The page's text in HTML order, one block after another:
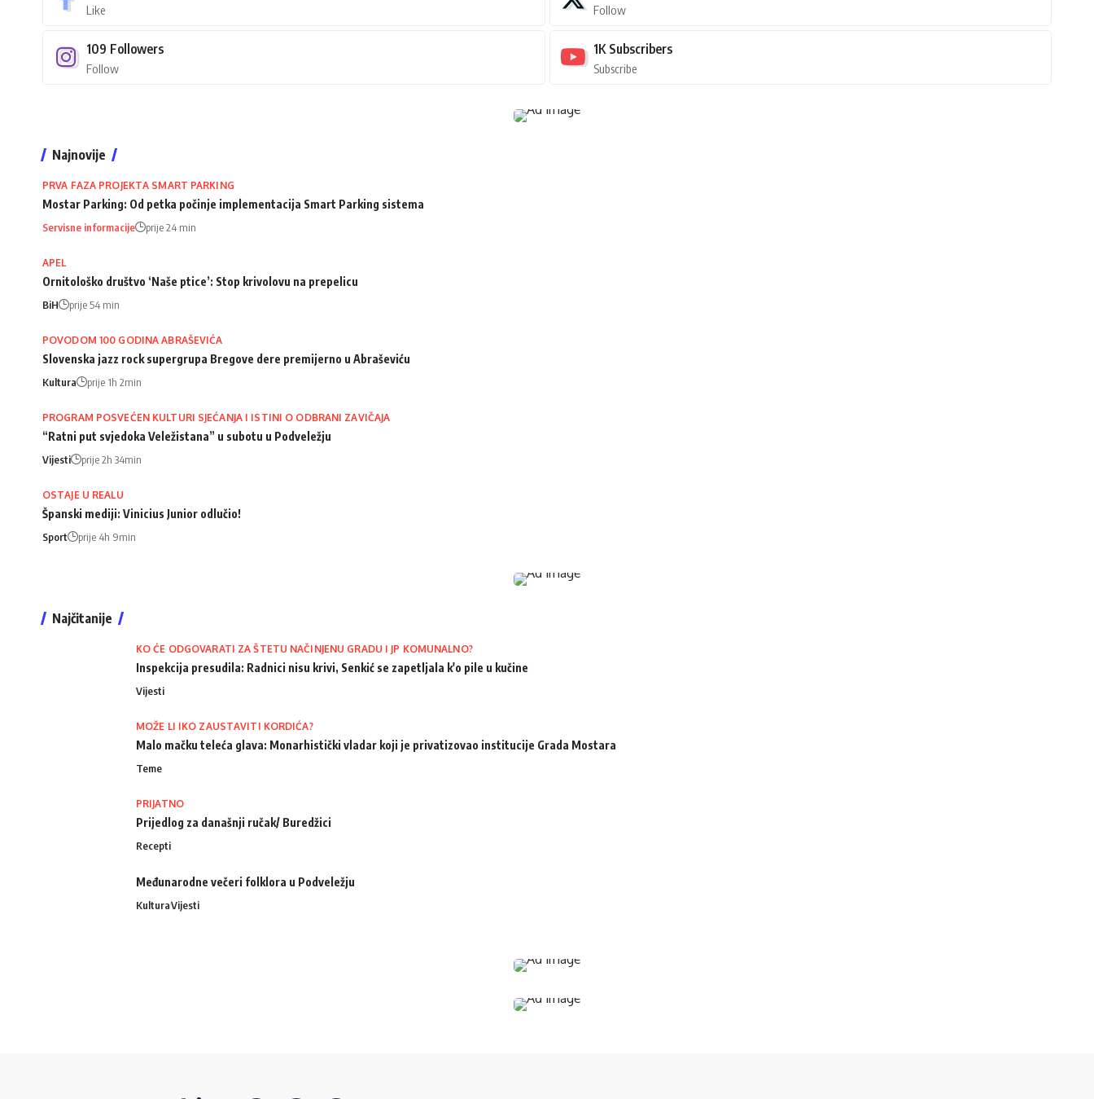
Like Follow
109 Followers
Follow
1K Subscribers
Subscribe
Najnovije
PRVA FAZA PROJEKTA SMART PARKING
Mostar Parking: Od petka počinje implementacija Smart Parking sistema
Servisne informacije prije 24 min
APEL
Ornitološko društvo ‘Naše ptice’: Stop krivolovu na prepelicu
BiH prije 54 min
POVODOM 100 GODINA ABRAŠEVIĆA
Slovenska jazz rock supergrupa Bregove dere premijerno u Abraševiću
Kultura prije 1h 2min
PROGRAM POSVEĆEN KULTURI SJEĆANJA I ISTINI O ODBRANI ZAVIČAJA
“Ratni put svjedoka Veležistana” u subotu u Podveležju
Vijesti prije 2h 34min
OSTAJE U REALU
Španski mediji: Vinicius Junior odlučio!
Sport prije 4h 9min
Najčitanije
KO ĆE ODGOVARATI ZA ŠTETU NAČINJENU GRADU I JP KOMUNALNO?
Inspekcija presudila: Radnici nisu krivi, Senkić se zapetljala k'o pile u kučine
Vijesti
MOŽE LI IKO ZAUSTAVITI KORDIĆA?
Malo mačku teleća glava: Monarhistički vladar koji je privatizovao institucije Grada Mostara
Teme
PRIJATNO
Prijedlog za današnji ručak/ Buredžici
Recepti
Međunarodne večeri folklora u Podveležju
KulturaVijesti